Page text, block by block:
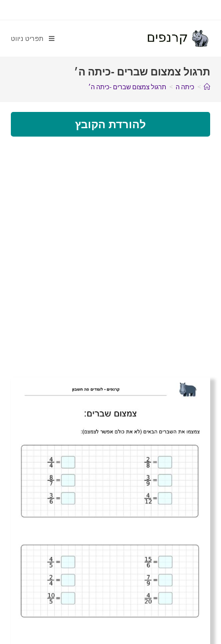
תפריט ניווט
תרגול צמצום שברים -כיתה ה׳
> כיתה ה > תרגול צמצום שברים -כיתה ה׳
להורדת הקובץ